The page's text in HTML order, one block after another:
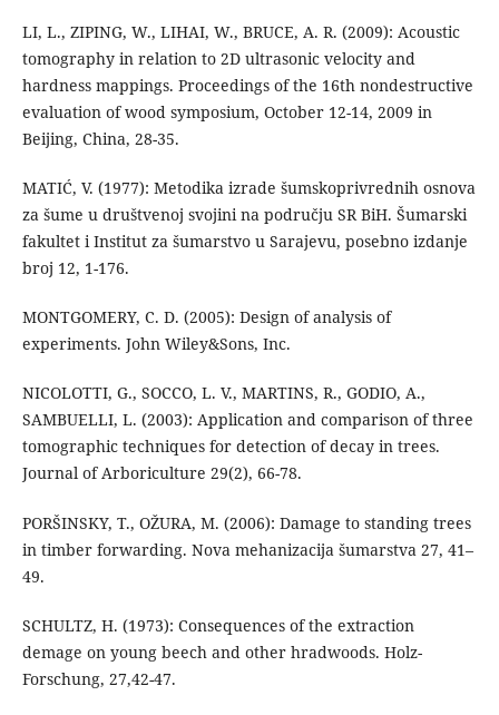
LI, L., ZIPING, W., LIHAI, W., BRUCE, A. R. (2009): Acoustic
tomography in relation to 2D ultrasonic velocity and
hardness mappings. Proceedings of the 16th nondestructive
evaluation of wood symposium, October 12-14, 2009 in
Beijing, China, 28-35.
MATIĆ, V. (1977): Metodika izrade šumskoprivrednih osnova
za šume u društvenoj svojini na području SR BiH. Šumarski
fakultet i Institut za šumarstvo u Sarajevu, posebno izdanje
broj 12, 1-176.
MONTGOMERY, C. D. (2005): Design of analysis of
experiments. John Wiley&Sons, Inc.
NICOLOTTI, G., SOCCO, L. V., MARTINS, R., GODIO, A.,
SAMBUELLI, L. (2003): Application and comparison of three
tomographic techniques for detection of decay in trees.
Journal of Arboriculture 29(2), 66-78.
PORŠINSKY, T., OŽURA, M. (2006): Damage to standing trees
in timber forwarding. Nova mehanizacija šumarstva 27, 41–
49.
SCHULTZ, H. (1973): Consequences of the extraction
demage on young beech and other hradwoods. Holz-
Forschung, 27,42-47.